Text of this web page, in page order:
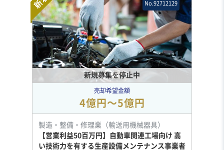
新規募集を停止中
No.92712129
売却希望金額
4億円〜5億円
製造・整備・修理業（輸送用機械器具）
【営業利益50百万円】自動車関連工場向け 高
い技術力を有する生産設備メンテナンス事業者